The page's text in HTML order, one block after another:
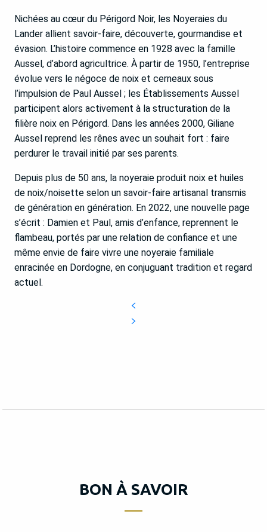
Nichées au cœur du Périgord Noir, les Noyeraies du
Lander allient savoir-faire, découverte, gourmandise et
évasion. L’histoire commence en 1928 avec la famille
Aussel, d’abord agricultrice. À partir de 1950, l’entreprise
évolue vers le négoce de noix et cerneaux sous
l’impulsion de Paul Aussel ; les Établissements Aussel
participent alors activement à la structuration de la
filière noix en Périgord. Dans les années 2000, Giliane
Aussel reprend les rênes avec un souhait fort : faire
perdurer le travail initié par ses parents.
Depuis plus de 50 ans, la noyeraie produit noix et huiles
de noix/noisette selon un savoir-faire artisanal transmis
de génération en génération. En 2022, une nouvelle page
s’écrit : Damien et Paul, amis d’enfance, reprennent le
flambeau, portés par une relation de confiance et une
même envie de faire vivre une noyeraie familiale
enracinée en Dordogne, en conjuguant tradition et regard
actuel.
BON À SAVOIR